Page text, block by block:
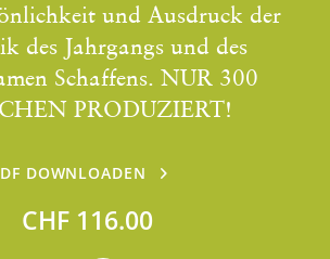
und Ausdruck der
des Jahrgangs und des
Schaffens. NUR 300
PRODUZIERT!
DOWNLOADEN
CHF 116.00